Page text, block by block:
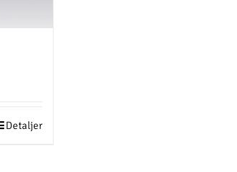
Detaljer